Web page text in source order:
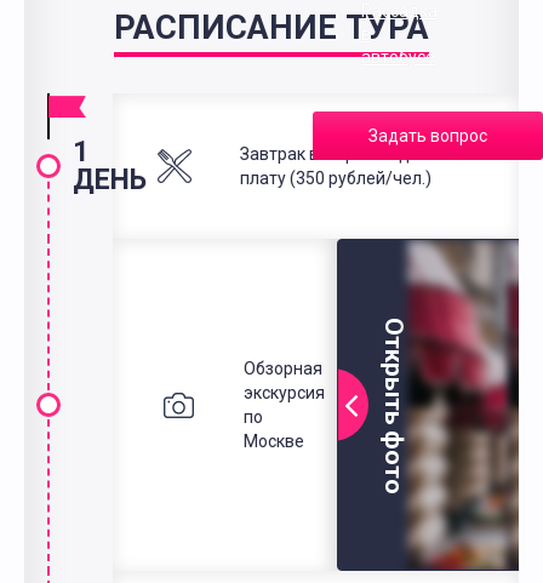
Рассадка
автобусе
Задать вопрос
РАСПИСАНИЕ ТУРА
1
ДЕНЬ
Завтрак в кафе - за доп.
плату (350 рублей/чел.)
Обзорная
экскурсия
по
Москве
Открыть фото